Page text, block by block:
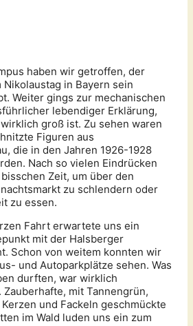
haben wir getroffen, der
in Bayern sein
Weiter gings zur mechanischen
lebendiger Erklärung,
groß ist. Zu sehen waren
Figuren aus
die in den Jahren 1926-1928
Nach so vielen Eindrücken
Zeit, um über den
zu schlendern oder
zu essen.
Fahrt erwartete uns ein
mit der Halsberger
Schon von weitem konnten wir
und Autoparkplätze sehen. Was
durften, war wirklich
mit Tannengrün,
und Fackeln geschmückte
im Wald luden uns ein zum